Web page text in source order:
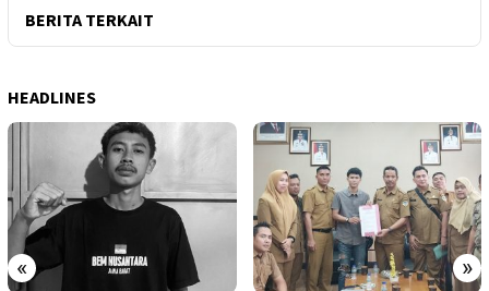
BERITA TERKAIT
HEADLINES
« »